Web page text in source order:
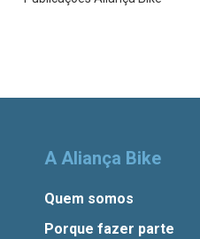
A Aliança Bike
Quem somos
Porque fazer parte